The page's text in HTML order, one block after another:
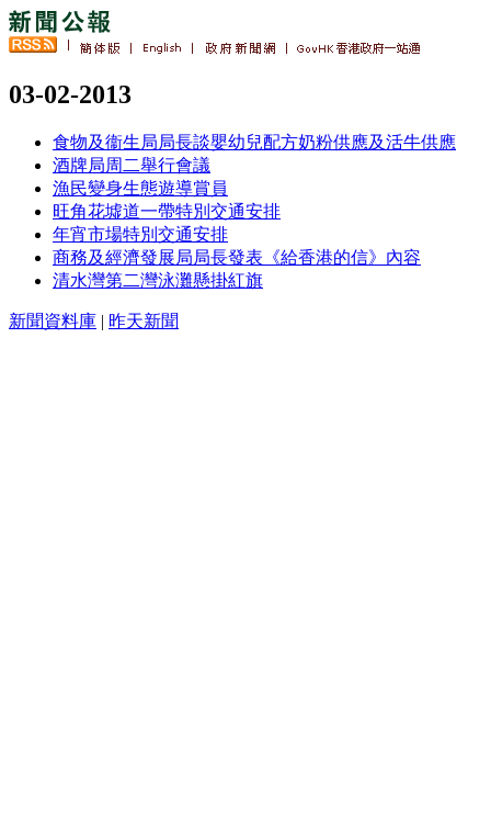
03-02-2013
食物及衞生局局長談嬰幼兒配方奶粉供應及活牛供應
酒牌局周二舉行會議
漁民變身生態遊導賞員
旺角花墟道一帶特別交通安排
年宵市場特別交通安排
商務及經濟發展局局長發表《給香港的信》內容
清水灣第二灣泳灘懸掛紅旗
新聞資料庫 | 昨天新聞